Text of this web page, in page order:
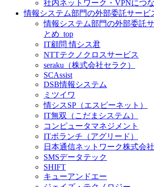
社内ネットワーク・VPNにつ
情報システム部門の外部委託サービ
情報システム部門の外部委託
とめ_top
IT顧問 情シス君
NTTテクノクロスサービス
seraku（株式会社セラク）
SCAssist
DSB情報システム
ミツイワ
情シスSP（エスピーネット）
IT無双（こだまシステム）
コンピュータマネジメント
ITボランチ（アグリード）
日本通信ネットワーク株式会社
SMSデータテック
SHIFT
キューアンドエー